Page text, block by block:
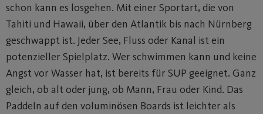
schon kann es losgehen. Mit einer Sportart, die von
Tahiti und Hawaii, über den Atlantik bis nach Nürnberg
geschwappt ist. Jeder See, Fluss oder Kanal ist ein
potenzieller Spielplatz. Wer schwimmen kann und keine
Angst vor Wasser hat, ist bereits für SUP geeignet. Ganz
gleich, ob alt oder jung, ob Mann, Frau oder Kind. Das
Paddeln auf den voluminösen Boards ist leichter als